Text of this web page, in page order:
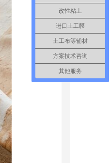
改性粘土
进口土工膜
土工布等辅材
方案技术咨询
其他服务